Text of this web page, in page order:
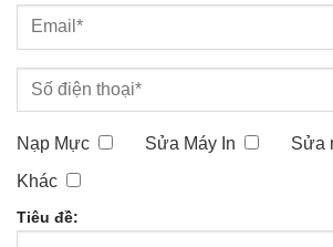
Nạp Mực Sửa Máy In
Sửa
Khác
Tiêu đề: